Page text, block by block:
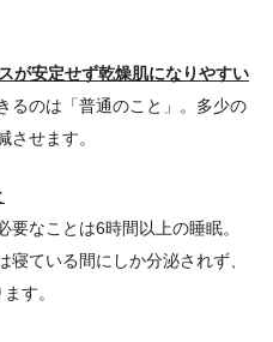
が安定せず乾燥肌になりやすい
るのは「普通のこと」。多少の
させます。
なことは6時間以上の睡眠。
ている間にしか分泌されず、
す。